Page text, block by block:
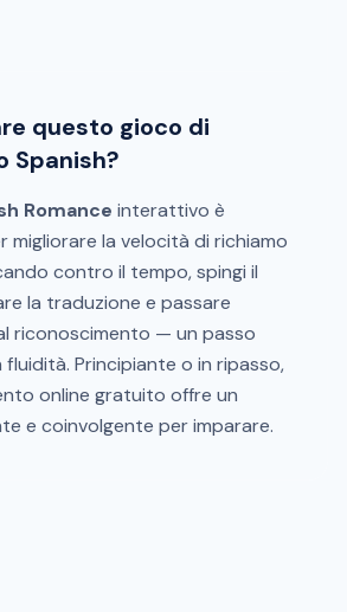
questo gioco di
Spanish?
Romance interattivo è
la velocità di richiamo
contro il tempo, spingi il
la traduzione e passare
riconoscimento — un passo
fluidità. Principiante o in ripasso,
online gratuito offre un
e coinvolgente per imparare.